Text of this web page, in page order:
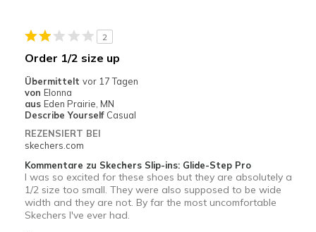
Nachteile
Geeignete Verwendung
Going Out
Travel
Width
Feels too narrow
2
Order 1/2 size up
Übermittelt vor 17 Tagen
von Elonna
aus Eden Prairie, MN
Describe Yourself Casual
REZENSIERT BEI
skechers.com
Kommentare zu Skechers Slip-ins: Glide-Step Pro
I was so excited for these shoes but they are absolutely a
1/2 size too small. They were also supposed to be wide
width and they are not. By far the most uncomfortable
Skechers I've ever had.